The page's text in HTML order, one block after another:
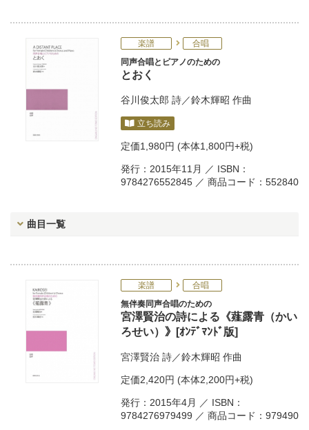
楽譜
合唱
同声合唱とピアノのための
とおく
谷川俊太郎 詩／鈴木輝昭 作曲
立ち読み
定価1,980円 (本体1,800円+税)
発行：2015年11月 ／ ISBN：
9784276552845 ／ 商品コード：552840
曲目一覧
楽譜
合唱
無伴奏同声合唱のための
宮澤賢治の詩による《薤露青（かい
ろせい）》[ｵﾝﾃﾞﾏﾝﾄﾞ版]
宮澤賢治 詩／鈴木輝昭 作曲
定価2,420円 (本体2,200円+税)
発行：2015年4月 ／ ISBN：
9784276979499 ／ 商品コード：979490